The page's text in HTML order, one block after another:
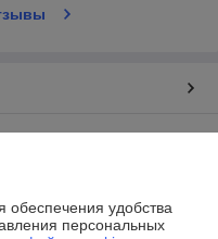
удобства
персональных